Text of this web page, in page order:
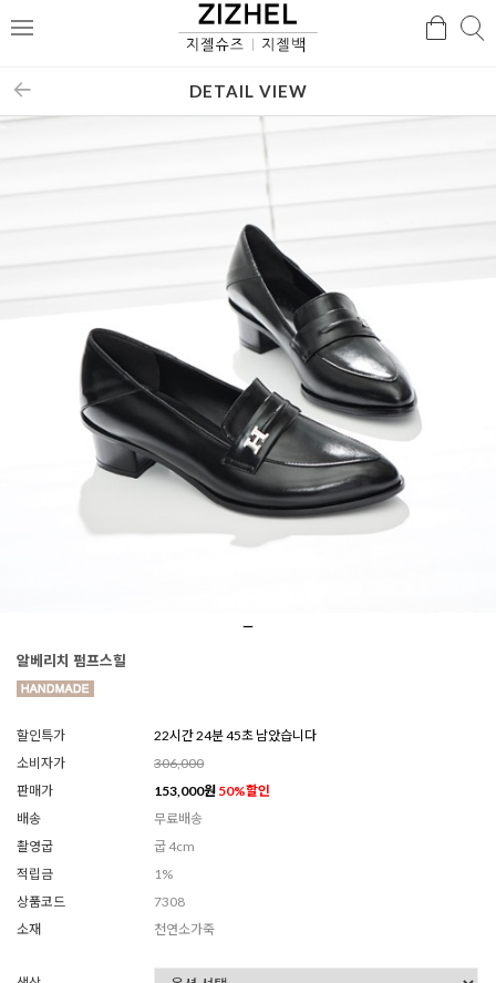
메
검
DETAIL VIEW
알베리치 펌프스힐
할인특가
22시간 24분 43초 남았습니다
소비자가
306,000
판매가
153,000원 50%할인
배송
무료배송
촬영굽
굽 4cm
적립금
1%
상품코드
7308
소재
천연소가죽